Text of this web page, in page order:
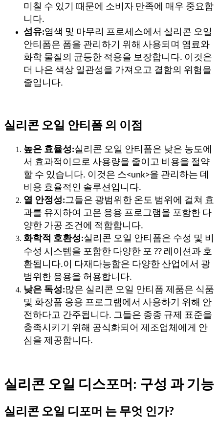
미칠 수 있기 때문에 소비자 만족에 매우 중요합
니다.
섬유:염색 및 마무리 프로세스에서 실리콘 오일
안티폼은 폼을 관리하기 위해 사용되며 염료와
화학 물질의 균등한 적용을 보장합니다. 이것은
더 나은 색상 일관성을 가져오고 결함의 위험을
줄입니다.
실리콘 오일 안티폼 의 이점
높은 효율성:실리콘 오일 안티폼은 낮은 농도에
서 효과적이므로 사용량을 줄이고 비용을 절약
할 수 있습니다. 이것은 스<unk>을 관리하는 데
비용 효율적인 솔루션입니다.
열 안정성:그들은 광범위한 온도 범위에 걸쳐 효
과를 유지하여 고온 응용 프로그램을 포함한 다
양한 가공 조건에 적합합니다.
화학적 호환성:실리콘 오일 안티폼은 수성 및 비
수성 시스템을 포함한 다양한 포 ⁇ 레이션과 호
환됩니다.이 다재다능함은 다양한 산업에서 광
범위한 응용을 허용합니다.
낮은 독성:많은 실리콘 오일 안티폼 제품은 식품
및 화장품 응용 프로그램에서 사용하기 위해 안
전하다고 간주됩니다. 그들은 종종 규제 표준을
충족시키기 위해 공식화되어 제조업체에게 안
심을 제공합니다.
실리콘 오일 디스포머: 구성 과 기능
실리콘 오일 디포머 는 무엇 인가?